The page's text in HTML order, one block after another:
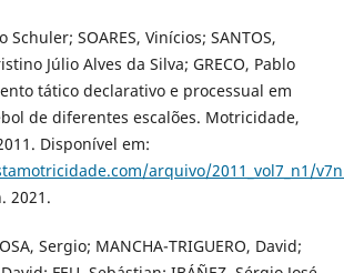
Schuler; SOARES, Vinícios; SANTOS,
Júlio Alves da Silva; GRECO, Pablo
tático declarativo e processual em
de diferentes escalões. Motricidade,
Disponível em:
arquivo/2011_vol7_n1/
2021.
Sergio; MANCHA-TRIGUERO, David;